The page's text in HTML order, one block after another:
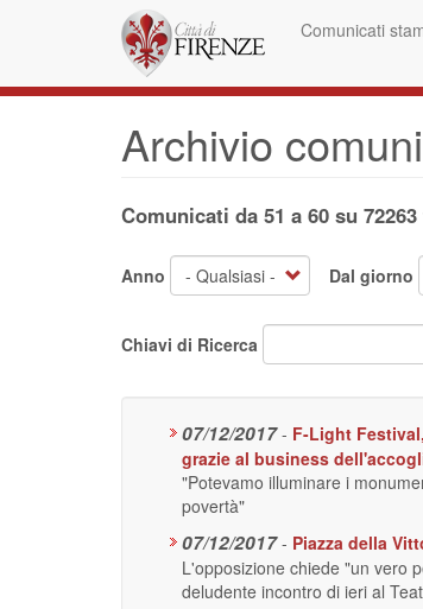
principale
Comunicati
Archivio
Comunicati da 51 a 60 su
Anno Dal giorno
Chiavi di Ricerca
07/12/2017 - F-Light
grazie al business
"Potevamo illuminare i
povertà"
07/12/2017 - Piazza della
L'opposizione chiede "un vero
deludente incontro di ieri al